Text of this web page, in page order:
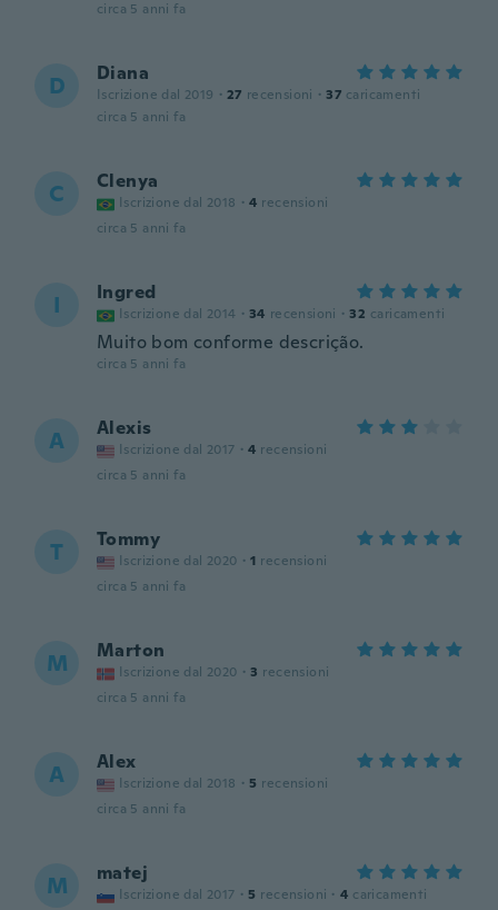
circa 5 anni fa
D Diana
Iscrizione dal 2019 · 27 recensioni · 37 caricamenti
circa 5 anni fa
C Clenya
Iscrizione dal 2018 · 4 recensioni
circa 5 anni fa
I Ingred
Iscrizione dal 2014 · 34 recensioni · 32 caricamenti
Muito bom conforme descrição.
circa 5 anni fa
A Alexis
Iscrizione dal 2017 · 4 recensioni
circa 5 anni fa
T Tommy
Iscrizione dal 2020 · 1 recensioni
circa 5 anni fa
M Marton
Iscrizione dal 2020 · 3 recensioni
circa 5 anni fa
A Alex
Iscrizione dal 2018 · 5 recensioni
circa 5 anni fa
M matej
Iscrizione dal 2017 · 5 recensioni · 4 caricamenti